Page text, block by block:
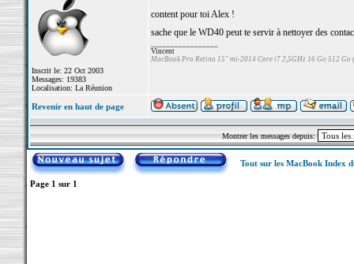
Inscrit le: 22 Oct 2003
Messages: 19383
Localisation: La Réunion
content pour toi Alex !
sache que le WD40 peut te servir à nettoyer des
Vincent
MacBook Pro Retina 15" mi-2014 Core i7 2,5GHz 16 Go 512 Go
Revenir en haut de page
Montrer les messages depuis:
Tout sur les MacBook Index
Page 1 sur 1